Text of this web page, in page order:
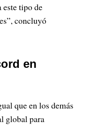
este tipo de
concluyó
en
que en los demás
global para